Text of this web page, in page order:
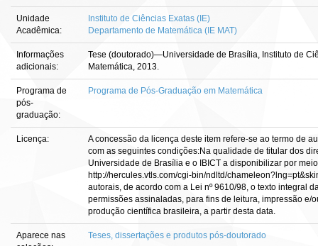
Unidade
Acadêmica:
Instituto de Ciências Exatas (IE)
Departamento de Matemática (IE MAT)
Informações
adicionais:
Tese (doutorado)—Universidade de Brasília, Instituto de
Matemática, 2013.
Programa de
pós-
graduação:
Programa de Pós-Graduação em Matemática
Licença:
A concessão da licença deste item refere-se ao termo de
com as seguintes condições:Na qualidade de titular dos
Universidade de Brasília e o IBICT a disponibilizar por
http://hercules.vtls.com/cgi-bin/ndltd/
autorais, de acordo com a Lei nº 9610/98, o texto integral
permissões assinaladas, para fins de leitura, impressão e/
produção científica brasileira, a partir desta data.
Aparece nas
Teses, dissertações e produtos pós-doutorado